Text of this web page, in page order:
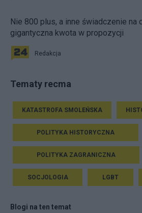
Nie 800 plus, a inne świadczenie na
gigantyczna kwota w propozycji
Redakcja
Tematy recma
KATASTROFA SMOLEŃSKA
POLITYKA HISTORYCZNA
POLITYKA ZAGRANICZNA
SOCJOLOGIA LGBT
Blogi na ten temat